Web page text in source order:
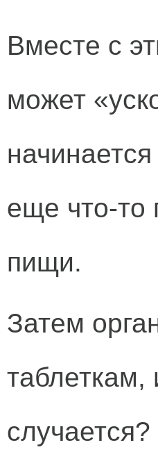
Вместе с
может
еще что-то
пищи.
Затем
таблеткам,